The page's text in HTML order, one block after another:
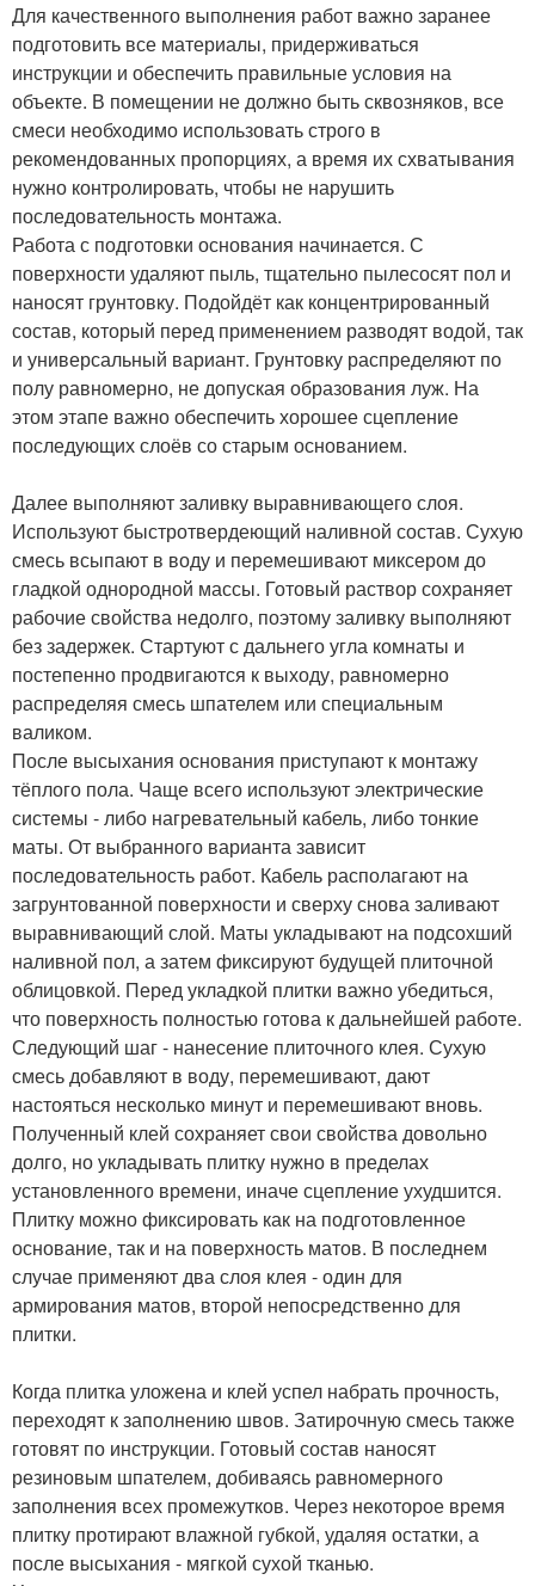
Для качественного выполнения работ важно заранее
подготовить все материалы, придерживаться
инструкции и обеспечить правильные условия на
объекте. В помещении не должно быть сквозняков, все
смеси необходимо использовать строго в
рекомендованных пропорциях, а время их схватывания
нужно контролировать, чтобы не нарушить
последовательность монтажа.
Работа с подготовки основания начинается. С
поверхности удаляют пыль, тщательно пылесосят пол и
наносят грунтовку. Подойдёт как концентрированный
состав, который перед применением разводят водой, так
и универсальный вариант. Грунтовку распределяют по
полу равномерно, не допуская образования луж. На
этом этапе важно обеспечить хорошее сцепление
последующих слоёв со старым основанием.
Далее выполняют заливку выравнивающего слоя.
Используют быстротвердеющий наливной состав. Сухую
смесь всыпают в воду и перемешивают миксером до
гладкой однородной массы. Готовый раствор сохраняет
рабочие свойства недолго, поэтому заливку выполняют
без задержек. Стартуют с дальнего угла комнаты и
постепенно продвигаются к выходу, равномерно
распределяя смесь шпателем или специальным
валиком.
После высыхания основания приступают к монтажу
тёплого пола. Чаще всего используют электрические
системы - либо нагревательный кабель, либо тонкие
маты. От выбранного варианта зависит
последовательность работ. Кабель располагают на
загрунтованной поверхности и сверху снова заливают
выравнивающий слой. Маты укладывают на подсохший
наливной пол, а затем фиксируют будущей плиточной
облицовкой. Перед укладкой плитки важно убедиться,
что поверхность полностью готова к дальнейшей работе.
Следующий шаг - нанесение плиточного клея. Сухую
смесь добавляют в воду, перемешивают, дают
настояться несколько минут и перемешивают вновь.
Полученный клей сохраняет свои свойства довольно
долго, но укладывать плитку нужно в пределах
установленного времени, иначе сцепление ухудшится.
Плитку можно фиксировать как на подготовленное
основание, так и на поверхность матов. В последнем
случае применяют два слоя клея - один для
армирования матов, второй непосредственно для
плитки.
Когда плитка уложена и клей успел набрать прочность,
переходят к заполнению швов. Затирочную смесь также
готовят по инструкции. Готовый состав наносят
резиновым шпателем, добиваясь равномерного
заполнения всех промежутков. Через некоторое время
плитку протирают влажной губкой, удаляя остатки, а
после высыхания - мягкой сухой тканью.